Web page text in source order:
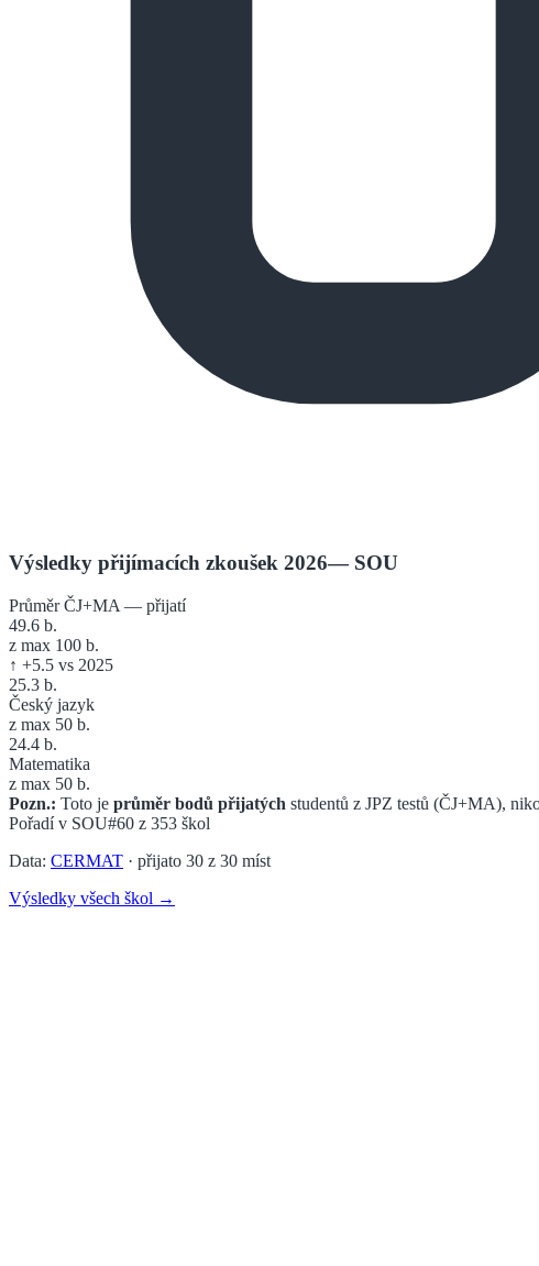
Výsledky přijímacích zkoušek 2026— SOU
Průměr ČJ+MA — přijatí
49.6 b.
z max 100 b.
↑ +5.5 vs 2025
25.3 b.
Český jazyk
z max 50 b.
24.4 b.
Matematika
z max 50 b.
Pozn.: Toto je průměr bodů přijatých studentů z JPZ testů (ČJ+MA),
Pořadí v SOU#60 z 353 škol
Data: CERMAT · přijato 30 z 30 míst
Výsledky všech škol →